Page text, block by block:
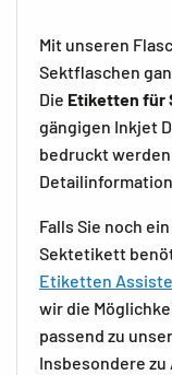
Mit unseren
Sektflaschen
Die Etiketten für
gängigen Inkjet
bedruckt
Falls Sie noch
Sektetikett
Etiketten
wir die
passend zu
Insbesondere